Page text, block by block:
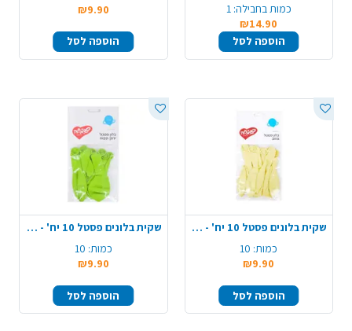
כמות בחבילה: 1
₪14.90
הוספה לסל
₪9.90
הוספה לסל
שקית בלונים פסטל 10 יח' - צהוב
כמות: 10
₪9.90
הוספה לסל
שקית בלונים פסטל 10 יח' - ירוק תפוח
כמות: 10
₪9.90
הוספה לסל